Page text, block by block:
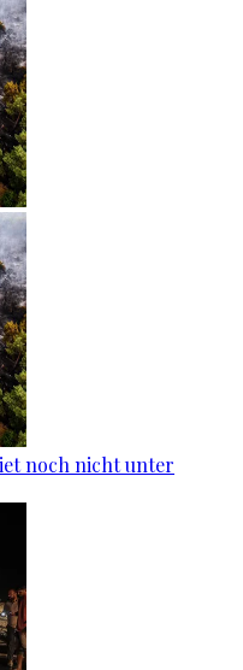
noch nicht unter